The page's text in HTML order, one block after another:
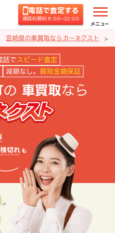
電話で査定する
通話料無料 8:00~22:00
メニュー
宮崎県の車買取ならカーネクスト
買取ならカー
話で スピード査定
減額なし。 買取金額保証
の 車買取なら